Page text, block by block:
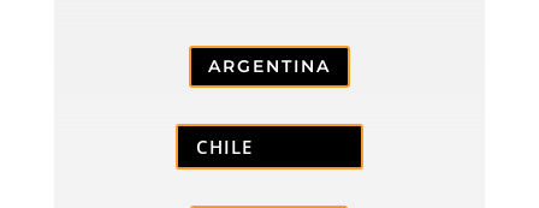
ARGENTINA
CHILE